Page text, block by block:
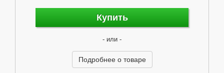
Купить
- или -
Подробнее о товаре